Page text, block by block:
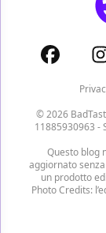
© 2026
11885930963 -
Questo blog
aggiornato
un prodotto
Photo Credits: